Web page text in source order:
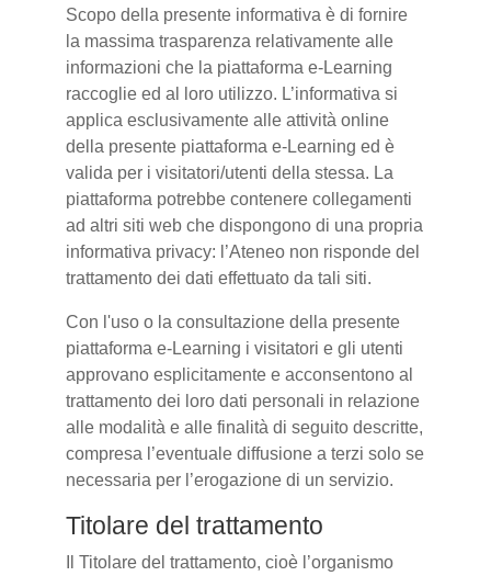
Scopo della presente informativa è di fornire
la massima trasparenza relativamente alle
informazioni che la piattaforma e-Learning
raccoglie ed al loro utilizzo. L’informativa si
applica esclusivamente alle attività online
della presente piattaforma e-Learning ed è
valida per i visitatori/utenti della stessa. La
piattaforma potrebbe contenere collegamenti
ad altri siti web che dispongono di una propria
informativa privacy: l’Ateneo non risponde del
trattamento dei dati effettuato da tali siti.
Con l'uso o la consultazione della presente
piattaforma e-Learning i visitatori e gli utenti
approvano esplicitamente e acconsentono al
trattamento dei loro dati personali in relazione
alle modalità e alle finalità di seguito descritte,
compresa l’eventuale diffusione a terzi solo se
necessaria per l’erogazione di un servizio.
Titolare del trattamento
Il Titolare del trattamento, cioè l’organismo